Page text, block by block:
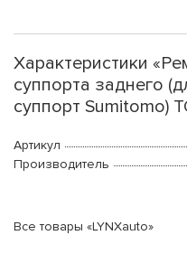
Характеристики
суппорта заднего
суппорт Sumitomo)
Артикул
Производитель
Все товары «LYNXauto»